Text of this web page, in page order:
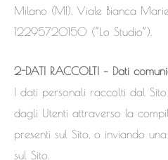
Milano (MI), Viale Bianca
12295720150 (“Lo Studio”).
2-DATI RACCOLTI – Dati
I dati personali raccolti dal
dagli Utenti attraverso la
presenti sul Sito, o inviando
sul Sito.